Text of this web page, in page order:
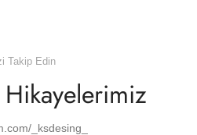
Takip Edin
_ksdesing_